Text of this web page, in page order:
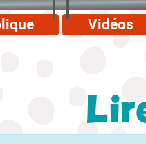
Vidéos